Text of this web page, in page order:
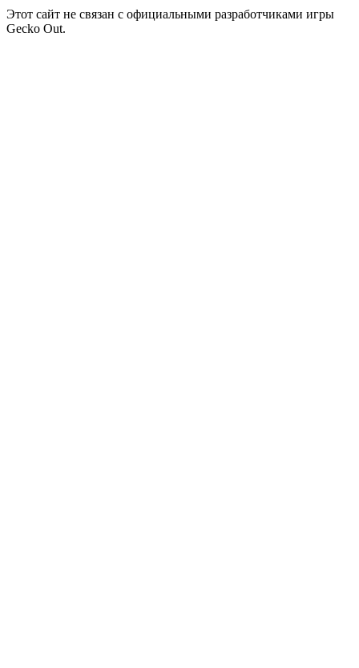
Этот сайт не связан с официальными разработчиками игры
Gecko Out.